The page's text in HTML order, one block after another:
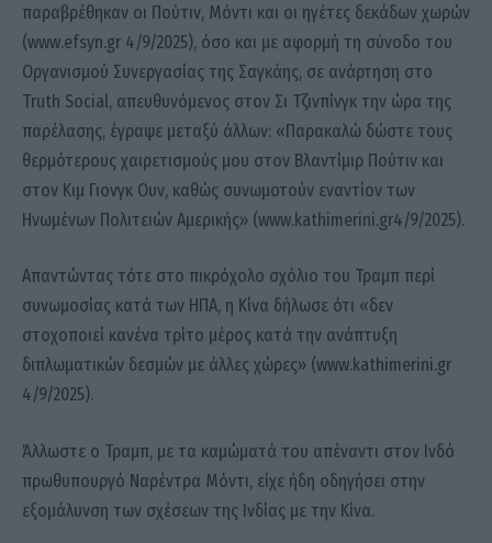
παραβρέθηκαν οι Πούτιν, Μόντι και οι ηγέτες δεκάδων χωρών
(www.efsyn.gr 4/9/2025), όσο και με αφορμή τη σύνοδο του
Οργανισμού Συνεργασίας της Σαγκάης, σε ανάρτηση στο
Truth Social, απευθυνόμενος στον Σι Τζινπίνγκ την ώρα της
παρέλασης, έγραψε μεταξύ άλλων: «Παρακαλώ δώστε τους
θερμότερους χαιρετισμούς μου στον Βλαντίμιρ Πούτιν και
στον Κιμ Γιονγκ Ουν, καθώς συνωμοτούν εναντίον των
Ηνωμένων Πολιτειών Αμερικής» (www.kathimerini.gr4/9/2025).
Απαντώντας τότε στο πικρόχολο σχόλιο του Τραμπ περί
συνωμοσίας κατά των ΗΠΑ, η Κίνα δήλωσε ότι «δεν
στοχοποιεί κανένα τρίτο μέρος κατά την ανάπτυξη
διπλωματικών δεσμών με άλλες χώρες» (www.kathimerini.gr
4/9/2025).
Άλλωστε ο Τραμπ, με τα καμώματά του απέναντι στον Ινδό
πρωθυπουργό Ναρέντρα Μόντι, είχε ήδη οδηγήσει στην
εξομάλυνση των σχέσεων της Ινδίας με την Κίνα.